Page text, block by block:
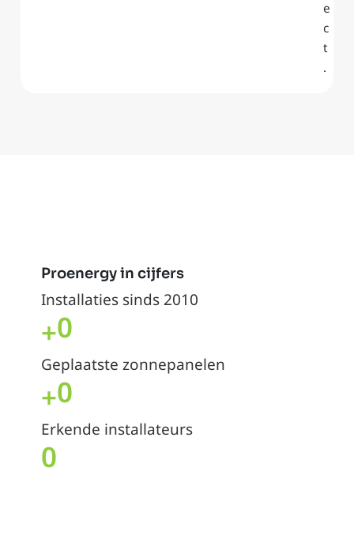
e
c
t
.
Proenergy in cijfers
Installaties sinds 2010
+0
Geplaatste zonnepanelen
+0
Erkende installateurs
0